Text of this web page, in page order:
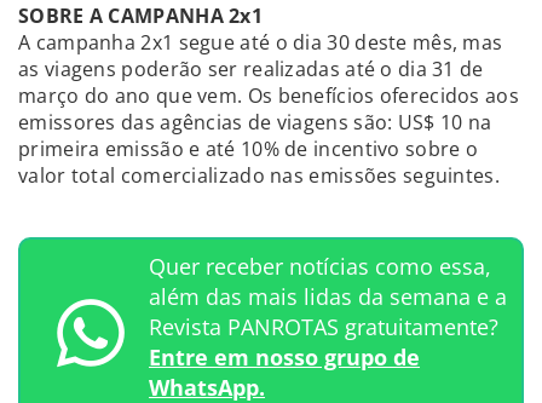
SOBRE A CAMPANHA 2x1
A campanha 2x1 segue até o dia 30 deste mês, mas
as viagens poderão ser realizadas até o dia 31 de
março do ano que vem. Os benefícios oferecidos aos
emissores das agências de viagens são: US$ 10 na
primeira emissão e até 10% de incentivo sobre o
valor total comercializado nas emissões seguintes.
Quer receber notícias como essa,
além das mais lidas da semana e a
Revista PANROTAS gratuitamente?
Entre em nosso grupo de
WhatsApp.